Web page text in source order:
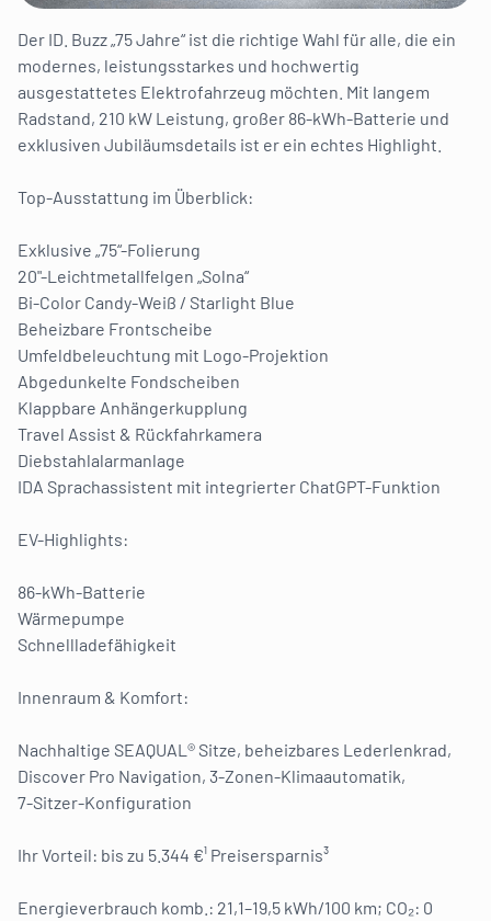
Der ID. Buzz „75 Jahre“ ist die richtige Wahl für alle, die ein
modernes, leistungsstarkes und hochwertig
ausgestattetes Elektrofahrzeug möchten. Mit langem
Radstand, 210 kW Leistung, großer 86-kWh-Batterie und
exklusiven Jubiläumsdetails ist er ein echtes Highlight.
Top-Ausstattung im Überblick:
Exklusive „75“-Folierung
20"-Leichtmetallfelgen „Solna“
Bi-Color Candy-Weiß / Starlight Blue
Beheizbare Frontscheibe
Umfeldbeleuchtung mit Logo-Projektion
Abgedunkelte Fondscheiben
Klappbare Anhängerkupplung
Travel Assist & Rückfahrkamera
Diebstahlalarmanlage
IDA Sprachassistent mit integrierter ChatGPT-Funktion
EV-Highlights:
86-kWh-Batterie
Wärmepumpe
Schnellladefähigkeit
Innenraum & Komfort:
Nachhaltige SEAQUAL® Sitze, beheizbares Lederlenkrad,
Discover Pro Navigation, 3-Zonen-Klimaautomatik,
7-Sitzer-Konfiguration
Ihr Vorteil: bis zu 5.344 €¹ Preisersparnis³
Energieverbrauch komb.: 21,1–19,5 kWh/100 km; CO₂: 0